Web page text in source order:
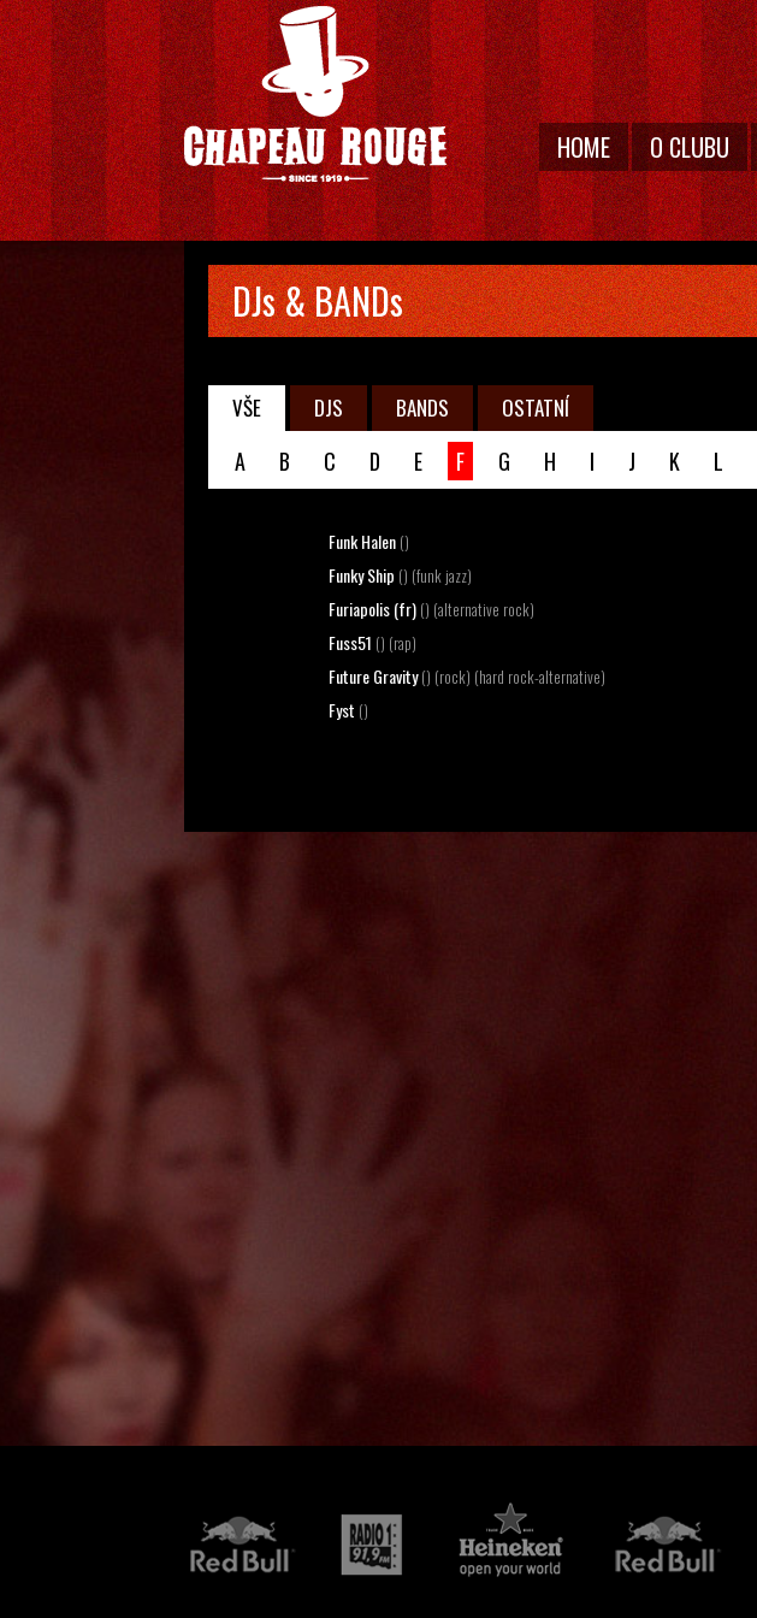
HOME O CLUBU
DJs & BANDs
VŠE DJS BANDS OSTATNÍ
A B C D E F G H I J K L
Funk Halen ()
Funky Ship () (funk jazz)
Furiapolis (fr) () (alternative rock)
Fuss51 () (rap)
Future Gravity() (rock) (hard rock-alternative)
Fyst ()